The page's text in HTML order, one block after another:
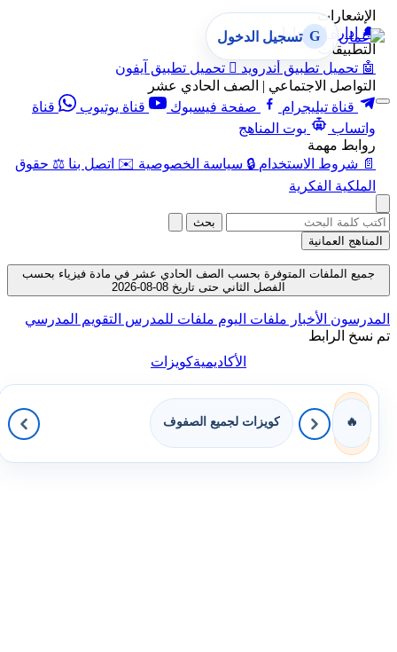
الإشعارات
🔔 إدارة الإشعارات
التطبيقات
🤖 تحميل تطبيق أندرويد  تحميل تطبيق آيفون
التواصل الاجتماعي | الصف الحادي عشر
قناة تيليجرام
صفحة فيسبوك قناة يوتيوب
قناة
واتساب
بوت المناهج
روابط مهمة
📄 شروط الاستخدام 🔒 سياسة الخصوصية ✉️ اتصل بنا ⚖️ حقوق
الملكية الفكرية
G تسجيل الدخول
بحث
المناهج العمانية
جميع الملفات المتوفرة بحسب الصف الحادي عشر في مادة فيزياء بحسب
الفصل الثاني حتى تاريخ 08-08-2026
المدرسون الأخبار ملفات اليوم ملفات للمدرس التقويم المدرسي
تم نسخ الرابط
الأكاديميةكويزات
🔥 كويزات لجميع الصفوف